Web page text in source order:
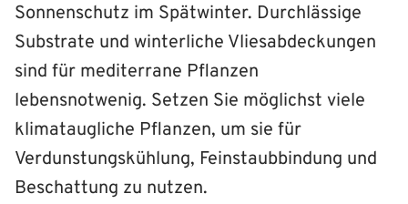
Sonnenschutz im Spätwinter. Durchlässige
Substrate und winterliche Vliesabdeckungen
sind für mediterrane Pflanzen
lebensnotwenig. Setzen Sie möglichst viele
klimataugliche Pflanzen, um sie für
Verdunstungskühlung, Feinstaubbindung und
Beschattung zu nutzen.